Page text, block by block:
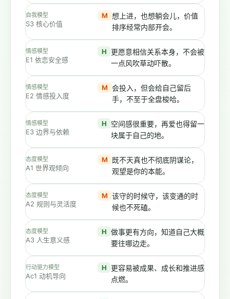
自我模型
S3 核心价值
M 想上进，也想躺会儿，价值
排序经常内部开会。
情感模型
E1 依恋安全感
H
更愿意相信关系本身，不会被
一点风吹草动吓散。
情感模型
E2 情感投入度
M 会投入，但会给自己留后
手，不至于全盘梭哈。
情感模型
E3 边界与依赖
H
空间感很重要，再爱也得留一
块属于自己的地。
态度模型
A1 世界观倾向
M
既不天真也不彻底阴谋论，
观望是你的本能。
态度模型
A2 规则与灵活度
M 该守的时候守，该变通的时
候也不死磕。
态度模型
A3 人生意义感
H 做事更有方向，知道自己大概
要往哪边走。
行动驱力模型
Ac1 动机导向
H
更容易被成果、成长和推进感
点燃。